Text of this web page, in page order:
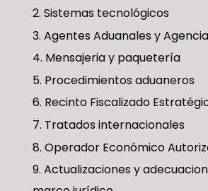
Sistemas tecnológicos
Agentes Aduanales y
Mensajeria y paquetería
Procedimientos aduaneros
Recinto Fiscalizado
Tratados internacionales
Operador Económico
Actualizaciones y